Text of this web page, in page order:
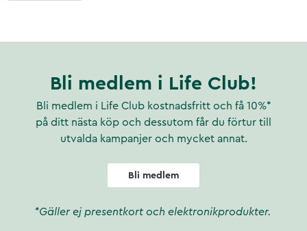
Bli medlem i Life Club!
Bli medlem i Life Club kostnadsfritt och få 10%*
på ditt nästa köp och dessutom får du förtur till
utvalda kampanjer och mycket annat.
Bli medlem
*Gäller ej presentkort och elektronikprodukter.